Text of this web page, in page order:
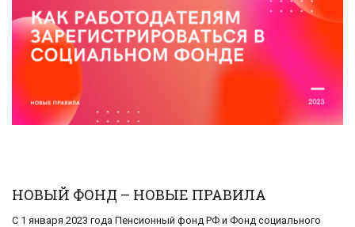
НОВЫЙ ФОНД – НОВЫЕ ПРАВИЛА
С 1 января 2023 года Пенсионный фонд РФ и Фонд социального